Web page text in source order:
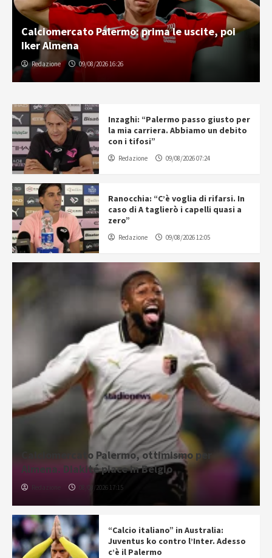
Calciomercato Palermo: prima le uscite, poi
Iker Almena
Redazione 09/08/2026 16:26
Inzaghi: “Palermo passo giusto per
la mia carriera. Abbiamo un debito
con i tifosi”
Redazione 09/08/2026 07:24
Ranocchia: “C’è voglia di rifarsi. In
caso di A taglierò i capelli quasi a
zero”
Redazione 09/08/2026 12:05
Calciomercato Palermo, ottimismo per
Almena. Diakité piace in Belgio
08/08/2026 17:15
“Calcio italiano” in Australia:
Juventus ko contro l’Inter. Adesso
c’è il Palermo